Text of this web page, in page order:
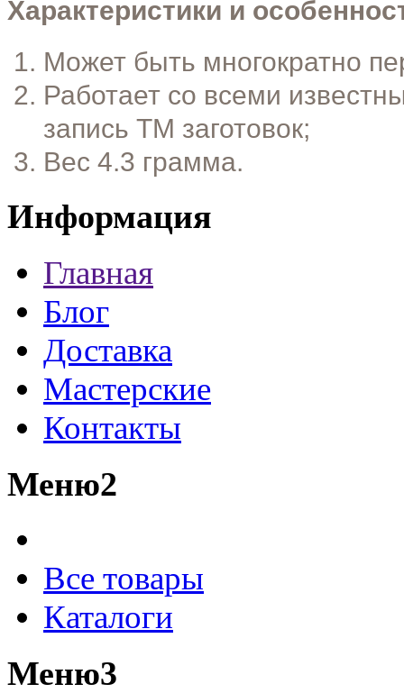
Характеристики и
Может быть многократно
Работает со всеми
запись ТМ заготовок;
Вес 4.3 грамма.
Информация
Главная
Блог
Доставка
Мастерские
Контакты
Меню2
Все товары
Каталоги
Меню3